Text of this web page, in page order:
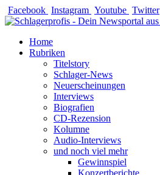
Zum
Inhalt
Facebook Instagram Youtube Twitter
Home
Rubriken
Titelstory
Schlager-News
Neuerscheinungen
Interviews
Biografien
CD-Rezension
Kolumne
Audio-Interviews
und noch viel mehr
Gewinnspiel
Konzertberichte